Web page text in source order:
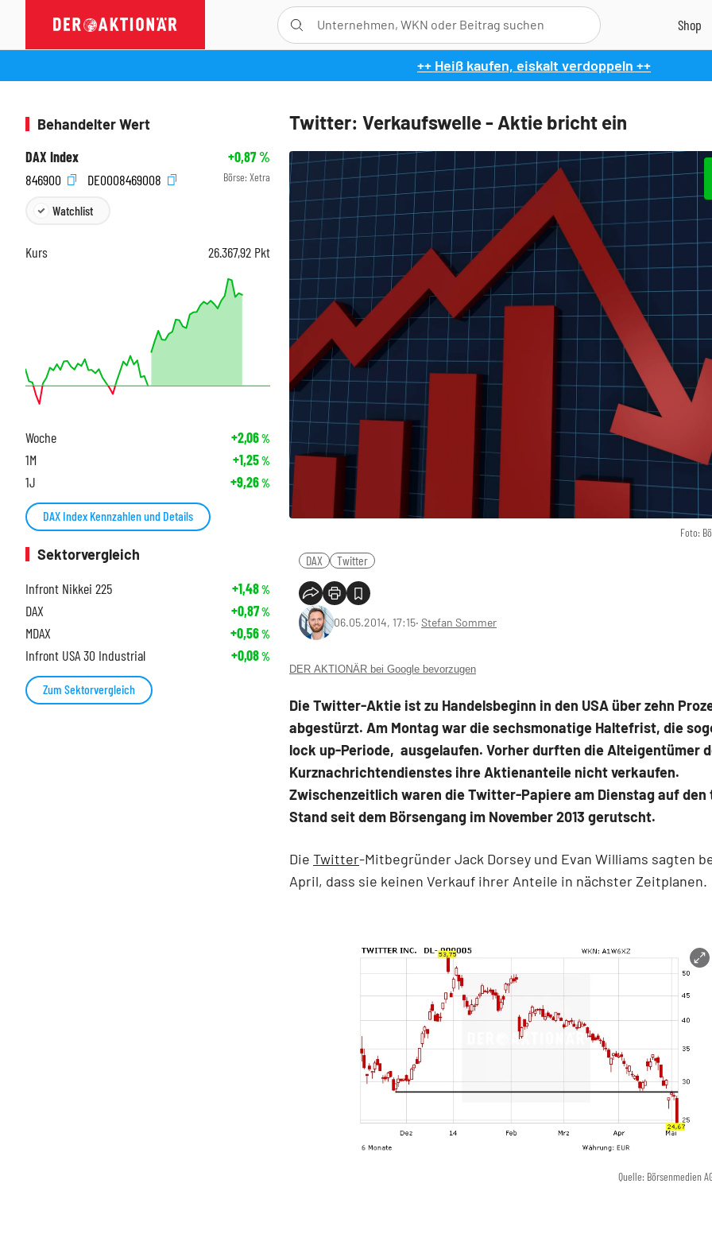
++ Heiß kaufen, eiskalt verdoppeln ++
Twitter: Verkaufswelle - Aktie bricht ein
Foto:
DAX Twitter
06.05.2014, 17:15‧ Stefan Sommer
DER AKTIONÄR bei Google bevorzugen
Die Twitter-Aktie ist zu Handelsbeginn in den USA über zehn
abgestürzt. Am Montag war die sechsmonatige Haltefrist, die
lock up-Periode, ausgelaufen. Vorher durften die Alteigentümer
Kurznachrichtendienstes ihre Aktienanteile nicht verkaufen.
Zwischenzeitlich waren die Twitter-Papiere am Dienstag auf
Stand seit dem Börsengang im November 2013 gerutscht.
Die Twitter-Mitbegründer Jack Dorsey und Evan Williams sagten
April, dass sie keinen Verkauf ihrer Anteile in nächster Zeitplanen.
Quelle: Börsenmedien
Behandelter Wert
DAX Index
+0,87%
846900
DE0008469008 Börse: Xetra
Watchlist
Kurs 26.367,92 Pkt
Woche +2,06%
1M +1,25%
1J +9,26%
DAX Index Kennzahlen und Details
Sektorvergleich
Infront Nikkei 225
+1,48%
DAX +0,87%
MDAX +0,56%
Infront USA 30 Industrial +0,08%
Zum Sektorvergleich